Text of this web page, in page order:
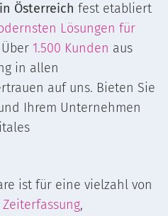
Österreich fest etabliert
Lösungen für
1.500 Kunden aus
in allen
auf uns. Bieten Sie
Ihrem Unternehmen
ist für eine vielzahl von
Zeiterfassung,